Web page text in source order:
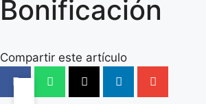
Bonificación
Compartir este artículo